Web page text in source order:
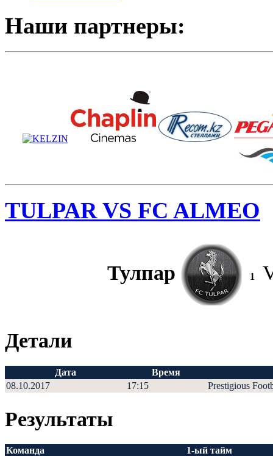
Наши партнеры:
TULPAR VS FC ALMEO
Тулпар 1
Детали
Дата
Время
08.10.2017
17:15 Prestigious
Результаты
Команда 1-ый тайм